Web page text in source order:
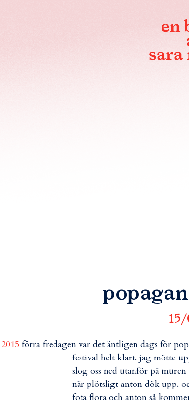
förra fredagen var det äntligen dags för
festival helt klart. jag mötte
slog oss ned utanför på
när plötsligt anton dök upp.
fota flora och anton så